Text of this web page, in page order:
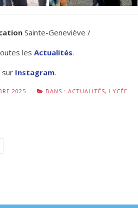
Sainte-Geneviève /
les Actualités.
sur Instagram.
2025 DANS : ACTUALITÉS, LYCÉE